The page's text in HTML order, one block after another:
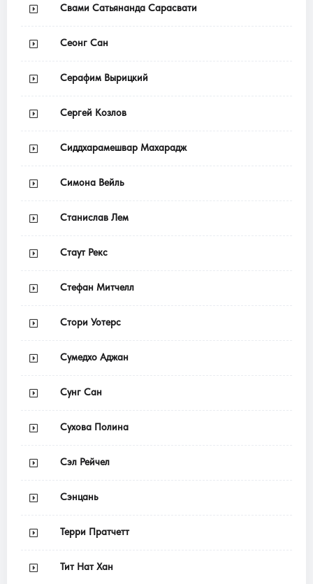
Свами Сатьянанда Сарасвати
Сеонг Сан
Серафим Вырицкий
Сергей Козлов
Сиддхарамешвар Махарадж
Симона Вейль
Станислав Лем
Стаут Рекс
Стефан Митчелл
Стори Уотерс
Сумедхо Аджан
Сунг Сан
Сухова Полина
Сэл Рейчел
Сэнцань
Терри Пратчетт
Тит Нат Хан